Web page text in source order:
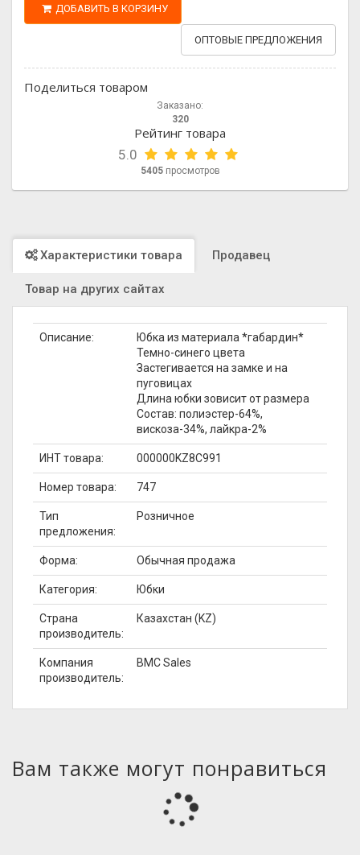
ДОБАВИТЬ В КОРЗИНУ
ОПТОВЫЕ ПРЕДЛОЖЕНИЯ
Поделиться товаром
Заказано:
320
Рейтинг товара
5.0
5405просмотров
Характеристики товара Продавец
Товар на других сайтах
Описание:
Юбка из материала *габардин*
Темно-синего цвета
Застегивается на замке и на
пуговицах
Длина юбки зовисит от размера
Состав: полиэстер-64%,
вискоза-34%, лайкра-2%
ИНТ товара: 000000KZ8C991
Номер товара: 747
Тип
предложения:
Розничное
Форма: Обычная продажа
Категория: Юбки
Страна
производитель:
Казахстан (KZ)
Компания
производитель:
BMC Sales
Вам также могут понравиться